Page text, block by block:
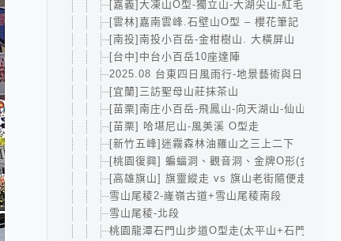
[嘉義]大凍山O型-獨立山-大湖尖山-紅毛埤山小
[雲林]嘉南雲峰.石壁山O型 – 櫻花筆記
[南投]南投小百岳-金柑樹山. 大橫屏山
[台中]中台小百岳10座達陣
2025.08 台東四日風雨行-地景藝術與日出的小
[宜蘭]三訪聖母山莊抹茶山
[苗栗]南庄小百岳-飛鳳山-向天湖山-仙山
[苗栗] 哈堪尼山-風美溪 O型走
[新竹五峰]迷霧森林油羅山之三上二下
[桃園復興] 蝙蝠洞、觀音洞、金牌O形(金平山
[高雄旗山] 旗靈縱走 vs 旗山老街隨便走
雪山尾稜2-嶐嶺古道+雪山尾稜南段
雪山尾稜-北段
桃園龍潭石門山步道O型走(太平山+石門山+小